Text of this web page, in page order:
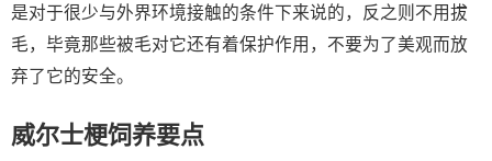
是对于很少与外界环境接触的条件下来说的，反之则不用拔
毛，毕竟那些被毛对它还有着保护作用，不要为了美观而放
弃了它的安全。
威尔士梗饲养要点